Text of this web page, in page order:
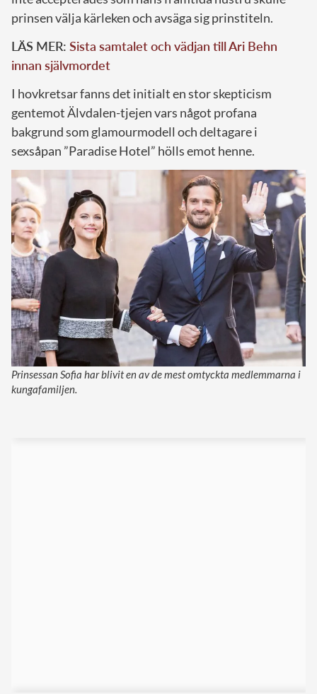
prinsen välja kärleken och avsäga sig prinstiteln.
LÄS MER: Sista samtalet och vädjan till Ari Behn
innan självmordet
I hovkretsar fanns det initialt en stor skepticism
gentemot Älvdalen-tjejen vars något profana
bakgrund som glamourmodell och deltagare i
sexsåpan ”Paradise Hotel” hölls emot henne.
Prinsessan Sofia har blivit en av de mest omtyckta medlemmarna i
kungafamiljen.